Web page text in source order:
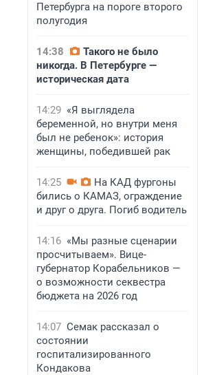
Петербурга на пороге второго
полугодия
14:38
Такого не было
никогда. В Петербурге —
историческая дата
14:29 «Я выглядела
беременной, но внутри меня
был не ребенок»: история
женщины, победившей рак
14:25
На КАД фургоны
бились о КАМАЗ, ограждение
и друг о друга. Погиб водитель
14:16 «Мы разные сценарии
просчитываем». Вице-
губернатор Корабельников —
о возможности секвестра
бюджета на 2026 год
14:07 Семак рассказал о
состоянии
госпитализированного
Кондакова